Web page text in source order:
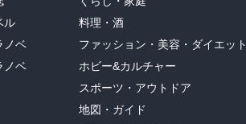
ル
ノベ
ノベ
料理・酒
ファッション・美容・ダイエット
ホビー&カルチャー
スポーツ・アウトドア
地図・ガイド